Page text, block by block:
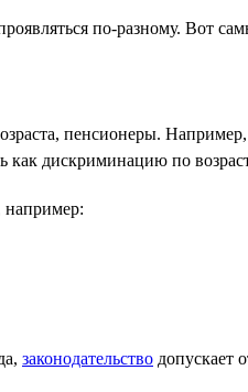
по-разному. Вот
пенсионеры.
как дискриминацию по
например:
законодательство допускает